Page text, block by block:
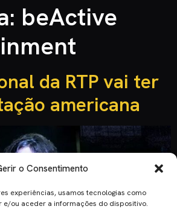
o Consentimento
experiências, usamos tecnologias como
e/ou aceder a informações do dispositivo.
beActive
da RTP vai ter
americana